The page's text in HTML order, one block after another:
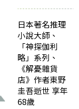
日本著名推理
小說大師、
「神探伽利
略」系列、
《解憂雜貨
店》作者東野
圭吾逝世 享年
68歲